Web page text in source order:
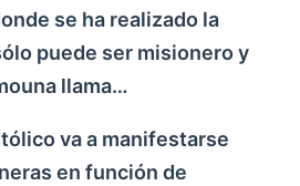
se ha realizado la
puede ser misionero y
llama…
va a manifestarse
en función de